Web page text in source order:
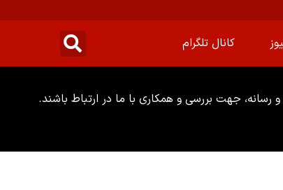
کانال تلگرام
جهت بررسی و همکاری با ما در ارتباط باشند.